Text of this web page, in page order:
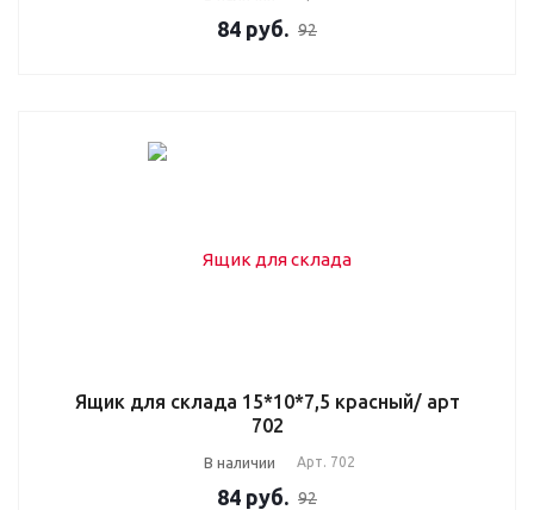
84 руб. 92
Ящик для склада 15*10*7,5 красный/ арт
702
В наличии Арт. 702
84 руб. 92